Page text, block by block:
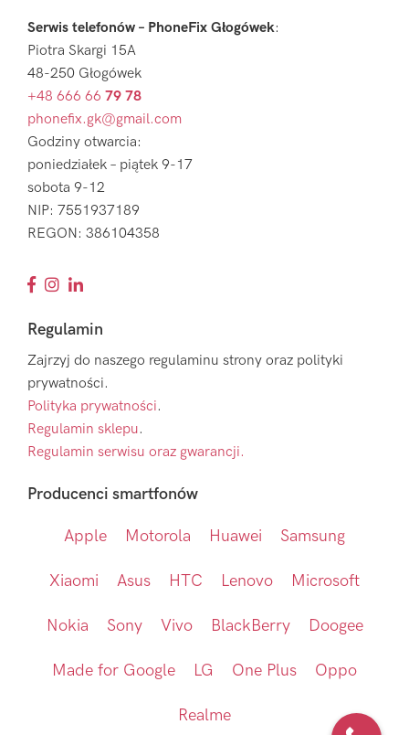
Serwis telefonów – PhoneFix Głogówek:
Piotra Skargi 15A
48-250 Głogówek
+48 666 66 79 78
phonefix.gk@gmail.com
Godziny otwarcia:
poniedziałek – piątek 9-17
sobota 9-12
NIP: 7551937189
REGON: 386104358
Regulamin
Zajrzyj do naszego regulaminu strony oraz polityki
prywatności.
Polityka prywatności.
Regulamin sklepu.
Regulamin serwisu oraz gwarancji.
Producenci smartfonów
Apple Motorola Huawei Samsung
Xiaomi Asus HTC Lenovo Microsoft
Nokia Sony Vivo BlackBerry Doogee
Made for Google LG One Plus Oppo
Realme